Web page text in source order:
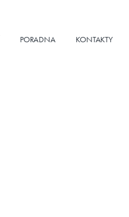
PORADNA KONTAKTY